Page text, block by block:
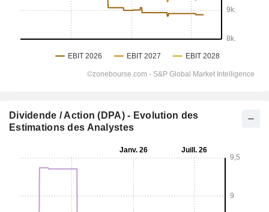
Dividende / Action (DPA) - Evolution des
Estimations des Analystes